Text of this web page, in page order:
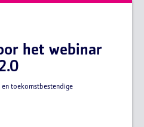
het webinar
toekomstbestendige